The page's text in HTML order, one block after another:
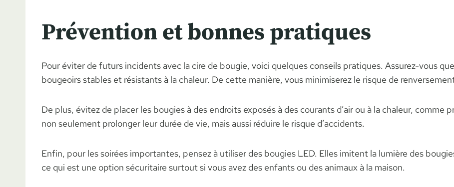
Prévention et bonnes pratiques
Pour éviter de futurs incidents avec la cire de bougie, voici quelques conseils pratiques. Assurez-vous
bougeoirs stables et résistants à la chaleur. De cette manière, vous minimiserez le risque de
De plus, évitez de placer les bougies à des endroits exposés à des courants d’air ou à la chaleur, comme
non seulement prolonger leur durée de vie, mais aussi réduire le risque d’accidents.
Enfin, pour les soirées importantes, pensez à utiliser des bougies LED. Elles imitent la lumière des
ce qui est une option sécuritaire surtout si vous avez des enfants ou des animaux à la maison.